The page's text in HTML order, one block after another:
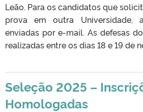
Leão. Para os candidatos que
prova em outra Universidade,
enviadas por e-mail. As defesas
realizadas entre os dias 18 e 19 de
Seleção 2025 –
Homologadas